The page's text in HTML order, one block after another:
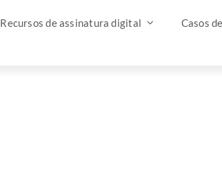
Recursos de assinatura digital Casos